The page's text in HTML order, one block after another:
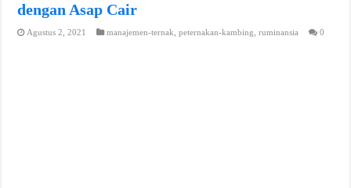
dengan Asap Cair
Agustus 2, 2021 manajemen-ternak,peternakan-kambing,ruminansia 0